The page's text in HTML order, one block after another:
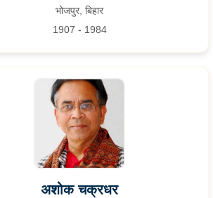
भोजपुर, बिहार
1907 - 1984
अशोक चक्रधर